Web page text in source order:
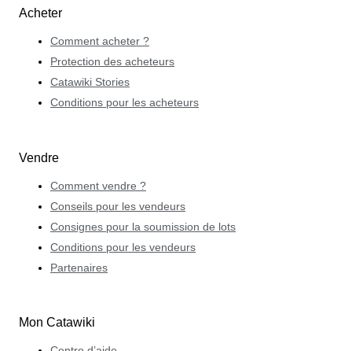
Acheter
Comment acheter ?
Protection des acheteurs
Catawiki Stories
Conditions pour les acheteurs
Vendre
Comment vendre ?
Conseils pour les vendeurs
Consignes pour la soumission de lots
Conditions pour les vendeurs
Partenaires
Mon Catawiki